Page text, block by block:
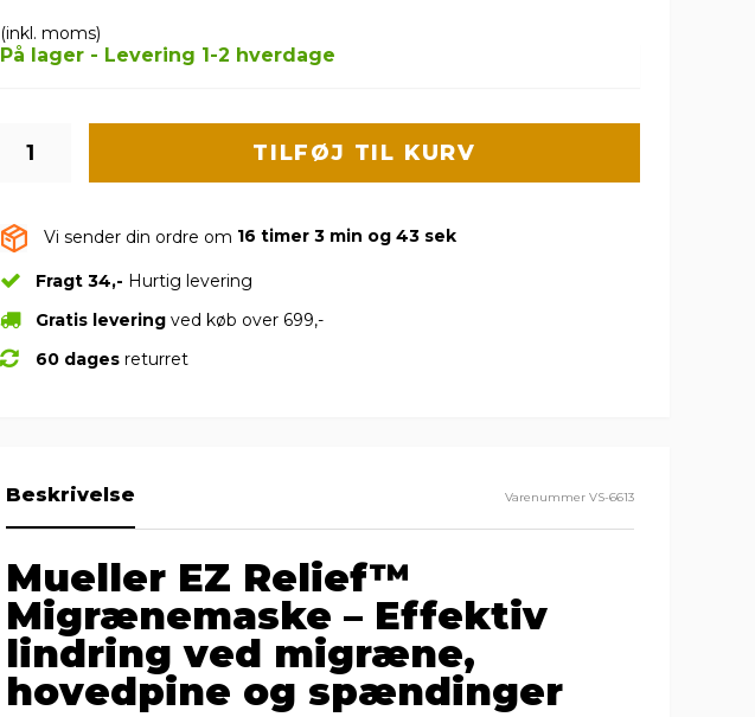
(inkl. moms)
På lager - Levering 1-2 hverdage
TILFØJ TIL KURV
Vi sender din ordre om 16 timer 3 min og 42 sek
Fragt 34,- Hurtig levering
Gratis levering ved køb over 699,-
60 dages returret
Varenummer VS-6613
Beskrivelse
Mueller EZ Relief™
Migrænemaske – Effektiv
lindring ved migræne,
hovedpine og spændinger